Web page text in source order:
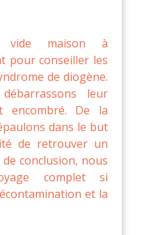
vide maison à
pour conseiller les
de diogène.
leur
encombré. De la
dans le but
de retrouver un
conclusion, nous
complet si
et la